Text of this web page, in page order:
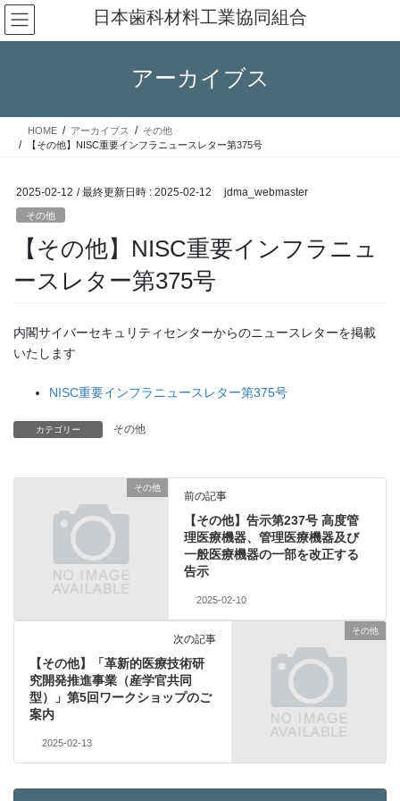
コ
ン
テ
ス
ナ
ビ
ゲ
ン
日本歯科材料工業協同組合
アーカイブス
HOME アーカイブス
その他
【その他】NISC重要インフラニュースレター第375号
2025-02-12 / 最終更新日時 : 2025-02-12 jdma_webmaster
その他
【その他】NISC重要インフラニュ
ースレター第375号
内閣サイバーセキュリティセンターからのニュースレターを掲載
いたします
NISC重要インフラニュースレター第375号
カテゴリー その他
その他
前の記事
【その他】告示第237号 高度管
理医療機器、管理医療機器及び
一般医療機器の一部を改正する
告示
2025-02-10
その他
次の記事
【その他】「革新的医療技術研
究開発推進事業（産学官共同
型）」第5回ワークショップのご
案内
2025-02-13